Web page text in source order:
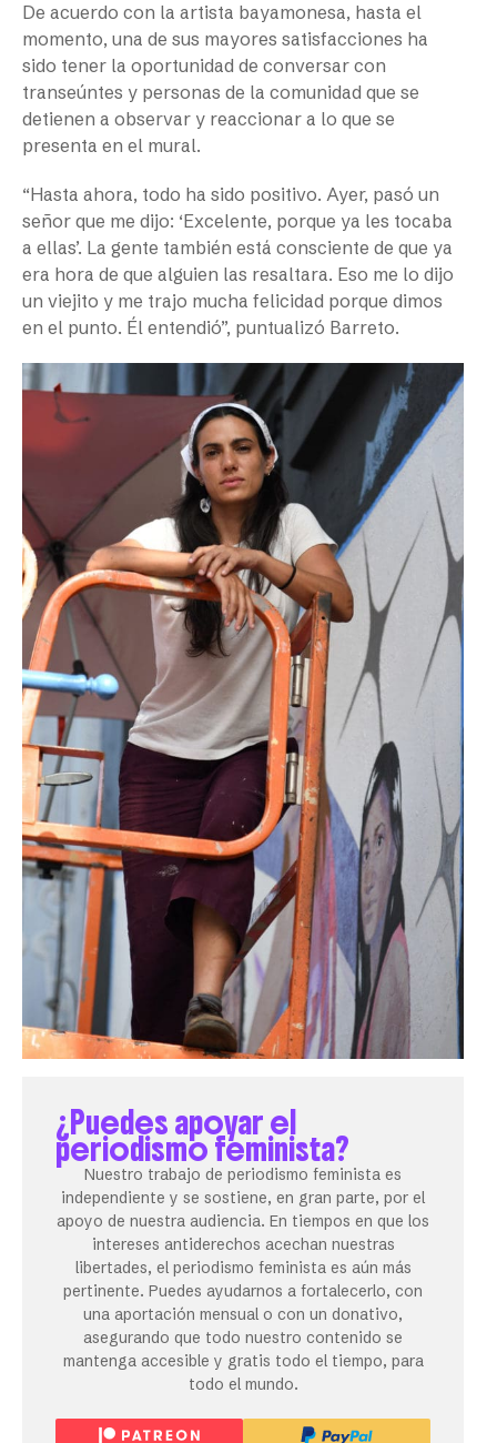
De acuerdo con la artista bayamonesa, hasta el
momento, una de sus mayores satisfacciones ha
sido tener la oportunidad de conversar con
transeúntes y personas de la comunidad que se
detienen a observar y reaccionar a lo que se
presenta en el mural.
“Hasta ahora, todo ha sido positivo. Ayer, pasó un
señor que me dijo: ‘Excelente, porque ya les tocaba
a ellas’. La gente también está consciente de que ya
era hora de que alguien las resaltara. Eso me lo dijo
un viejito y me trajo mucha felicidad porque dimos
en el punto. Él entendió”, puntualizó Barreto.
¿Puedes apoyar el
periodismo feminista?
Nuestro trabajo de periodismo feminista es
independiente y se sostiene, en gran parte, por el
apoyo de nuestra audiencia. En tiempos en que los
intereses antiderechos acechan nuestras
libertades, el periodismo feminista es aún más
pertinente. Puedes ayudarnos a fortalecerlo, con
una aportación mensual o con un donativo,
asegurando que todo nuestro contenido se
mantenga accesible y gratis todo el tiempo, para
todo el mundo.